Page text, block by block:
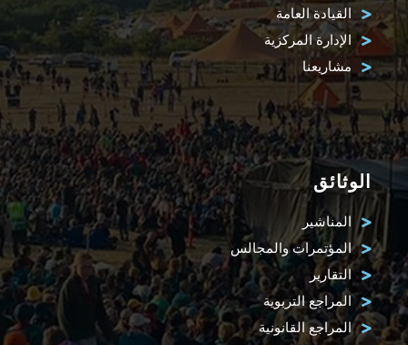
القيادة العامة
الإدارة المركزية
مشاريعنا
الوثائق
المناشير
المؤتمرات والمجالس
التقارير
المراجع التربوية
المراجع القانونية